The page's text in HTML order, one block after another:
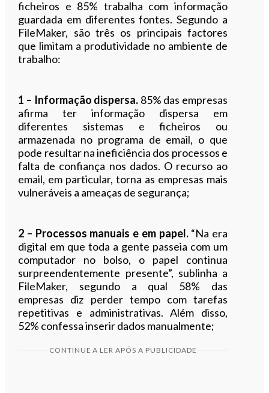
ficheiros e 85% trabalha com informação
guardada em diferentes fontes. Segundo a
FileMaker, são três os principais factores
que limitam a produtividade no ambiente de
trabalho:
1 – Informação dispersa. 85% das empresas
afirma ter informação dispersa em
diferentes sistemas e ficheiros ou
armazenada no programa de email, o que
pode resultar na ineficiência dos processos e
falta de confiança nos dados. O recurso ao
email, em particular, torna as empresas mais
vulneráveis a ameaças de segurança;
2 – Processos manuais e em papel.“Na era
digital em que toda a gente passeia com um
computador no bolso, o papel continua
surpreendentemente presente”, sublinha a
FileMaker, segundo a qual 58% das
empresas diz perder tempo com tarefas
repetitivas e administrativas. Além disso,
52% confessa inserir dados manualmente;
CONTINUE A LER APÓS A PUBLICIDADE